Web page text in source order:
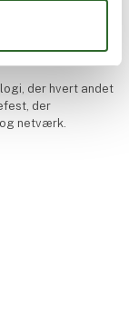
der hvert andet
der
netværk.